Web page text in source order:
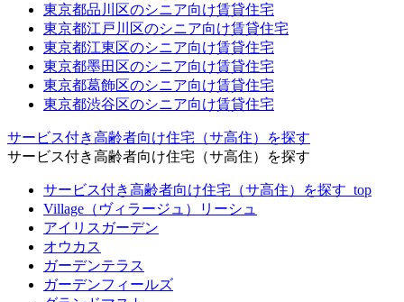
東京都品川区のシニア向け賃貸住宅
東京都江戸川区のシニア向け賃貸住宅
東京都江東区のシニア向け賃貸住宅
東京都墨田区のシニア向け賃貸住宅
東京都葛飾区のシニア向け賃貸住宅
東京都渋谷区のシニア向け賃貸住宅
サービス付き高齢者向け住宅（サ高住）を探す
サービス付き高齢者向け住宅（サ高住）を探す
サービス付き高齢者向け住宅（サ高住）を探す_top
Village（ヴィラージュ）リーシュ
アイリスガーデン
オウカス
ガーデンテラス
ガーデンフィールズ